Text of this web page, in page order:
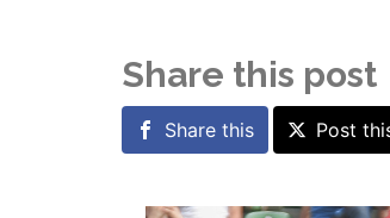
Share this post
Share this Post